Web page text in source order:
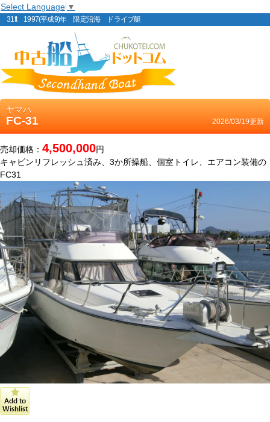
Select Language ▼
31ft 1997(平成9)年 限定沿海 ドライブ艇
ヤマハ
FC-31 2026/03/19更新
売却価格： 4,500,000円
キャビンリフレッシュ済み、3か所操船、個室トイレ、エアコン装備の
FC31